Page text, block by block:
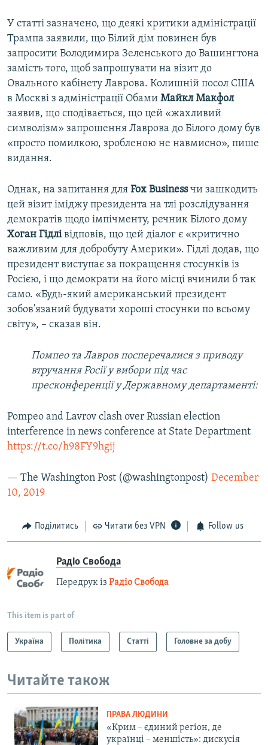
У статті зазначено, що деякі критики адміністрації
Трампа заявили, що Білий дім повинен був
запросити Володимира Зеленського до Вашингтона
замість того, щоб запрошувати на візит до
Овального кабінету Лаврова. Колишній посол США
в Москві з адміністрації Обами Майкл Макфол
заявив, що сподівається, що цей «жахливий
символізм» запрошення Лаврова до Білого дому був
«просто помилкою, зробленою не навмисно», пише
видання.
Однак, на запитання для Fox Businessчи зашкодить
цей візит іміджу президента на тлі розслідування
демократів щодо імпічменту, речник Білого дому
Хоган Гідлівідповів, що цей діалог є «критично
важливим для добробуту Америки». Гідлі додав, що
президент виступає за покращення стосунків із
Росією, і що демократи на його місці вчинили б так
само. «Будь-який американський президент
зобов'язаний будувати хороші стосунки по всьому
світу», – сказав він.
Помпео та Лавров посперечалися з приводу
втручання Росії у вибори під час
пресконференції у Державному департаменті:
Pompeo and Lavrov clash over Russian election
interference in news conference at State Department
https://t.co/h98FY9hgij
— The Washington Post (@washingtonpost) December
10, 2019
Поділитись Читати без VPN Follow us
Радіо Свобода
Передрук із Радіо Свобода
This item is part of
Україна Політика Статті Головне за добу
Читайте також
ПРАВА ЛЮДИНИ
«Крим – єдиний регіон, де
українці – меншість»: дискусія